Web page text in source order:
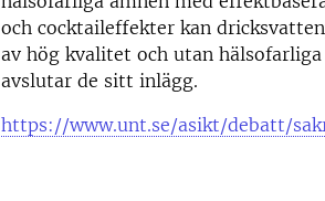
och cocktaileffekter kan
av hög kvalitet och utan
avslutar de sitt inlägg.
https://www.unt.se/asikt/debatt/